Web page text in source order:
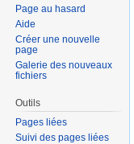
Page au hasard
Aide
Créer une nouvelle
page
Galerie des nouveaux
fichiers
Outils
Pages liées
Suivi des pages liées